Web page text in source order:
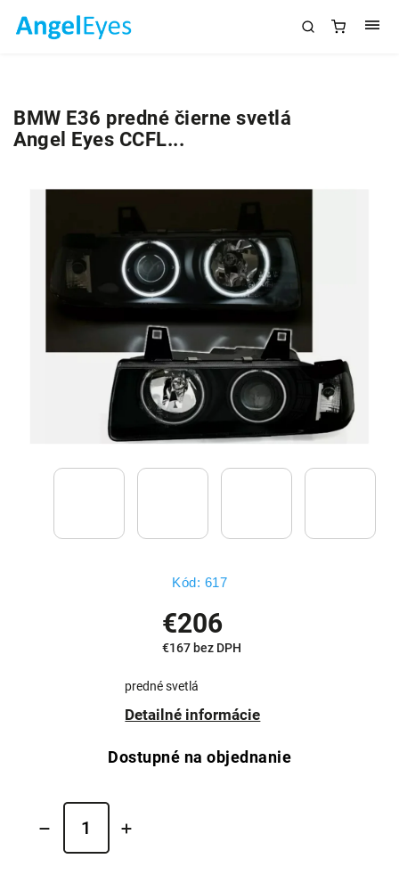
BMW E36 predné čierne svetlá
Angel Eyes CCFL...
Kód: 617
€206
€167 bez DPH
predné svetlá
Detailné informácie
Dostupné na objednanie